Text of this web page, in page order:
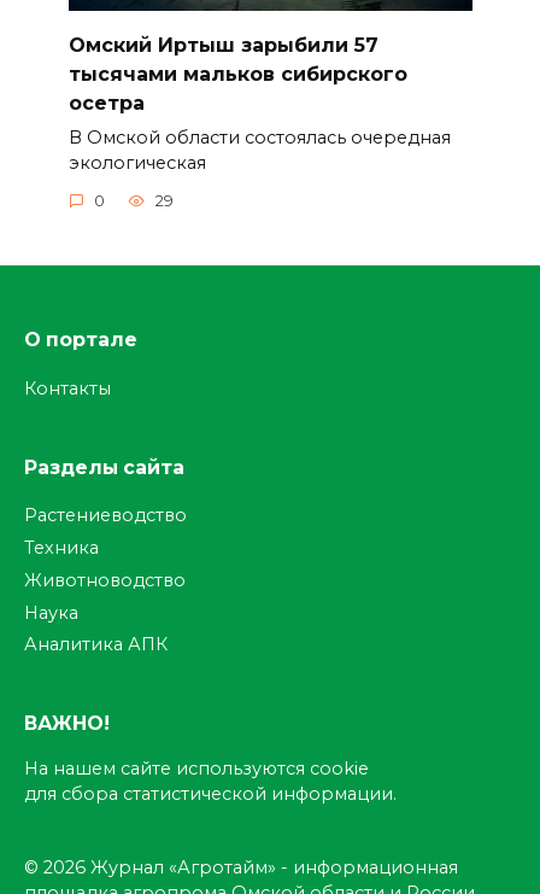
Омский Иртыш зарыбили 57
тысячами мальков сибирского
осетра
В Омской области состоялась очередная
экологическая
0 29
О портале
Контакты
Разделы сайта
Растениеводство
Техника
Животноводство
Наука
Аналитика АПК
ВАЖНО!
На нашем сайте используются cookie
для сбора статистической информации.
© 2026 Журнал «Агротайм» - информационная